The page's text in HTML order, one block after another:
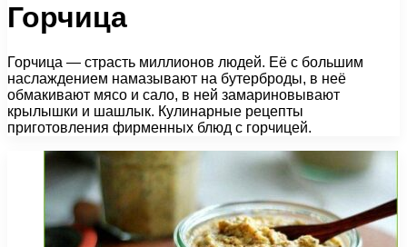
Горчица
Горчица — страсть миллионов людей. Её с большим
наслаждением намазывают на бутерброды, в неё
обмакивают мясо и сало, в ней замариновывают
крылышки и шашлык. Кулинарные рецепты
приготовления фирменных блюд с горчицей.